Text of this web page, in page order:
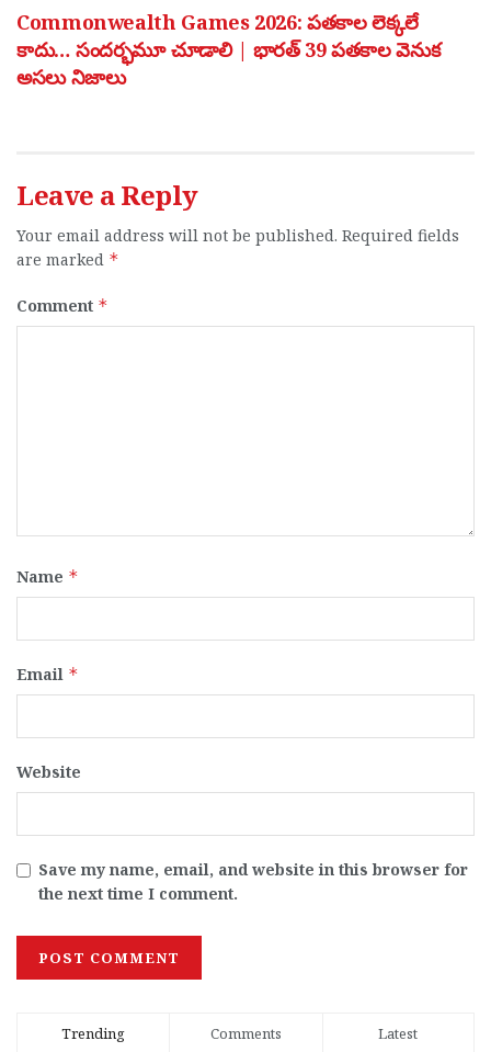
Commonwealth Games 2026: పతకాల లెక్కలే
కాదు… సందర్భమూ చూడాలి | భారత్ 39 పతకాల వెనుక
అసలు నిజాలు
Leave a Reply
Your email address will not be published. Required fields
are marked *
Comment *
Name *
Email *
Website
Save my name, email, and website in this browser for
the next time I comment.
Trending Comments Latest